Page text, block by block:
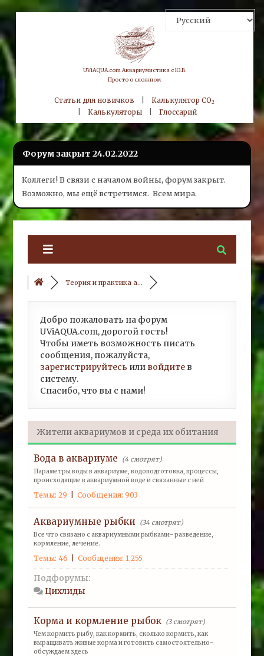
Skip
content
UViAQUA.com Аквариумистика с Ю.В.
Просто о сложном
Статьи для новичков |Калькулятор CO2
Калькуляторы| Глоссарий
Форум закрыт 24.02.2022
Коллеги! В связи с началом войны, форум закрыт.
Возможно, мы ещё встретимся. Всем мира.
Теория и практика а...
Добро пожаловать на форум
UViAQUA.com, дорогой гость!
Чтобы иметь возможность писать
сообщения, пожалуйста,
зарегистрируйтесь или войдите в
систему.
Спасибо, что вы с нами!
Жители аквариумов и среда их обитания
Вода в аквариуме (4 смотрят)
Параметры воды в аквариуме, водоподготовка, процессы,
происходящие в аквариумной воде и связанные с ней
Темы: 29 Сообщения: 903
Аквариумные рыбки (34 смотрят)
Все что связано с аквариумными рыбками- разведение,
кормление, лечение.
Темы: 46 Сообщения: 1,255
Подфорумы:
Цихлиды
Корма и кормление рыбок (3 смотрят)
Чем кормить рыбу, как кормить, сколько кормить, как
выращивать живые корма и готовить самостоятельно-
обсуждаем здесь